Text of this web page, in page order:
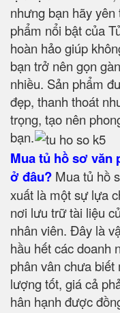
nhưng bạn hãy
phẩm nổi bật của
hoàn hảo giúp
bạn trở nên gọn
nhiều. Sản phẩm
đẹp, thanh thoát
trọng, tạo nên
bạn.
Mua tủ hồ sơ văn
ở đâu? Mua tủ hồ
xuất là một sự lựa
nơi lưu trữ tài liệu
nhân viên. Đây là
hầu hết các doanh
phân vân chưa
lượng tốt, giá cả
hân hạnh được